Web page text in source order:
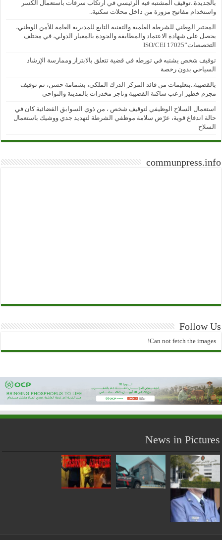
بالجديدة..توقيف المشتبه فيه الرئيسي في ارتكاب سرقات باستعمال الكسر
واستخدام مفاتيح مزورة من داخل محلات سكنية..
المختبر الوطني للشرطة العلمية والتقنية التابع للمديرية العامة للأمن الوطني،
يحصل على شهادة الاعتماد والمطابقة والجودة بالمعيار الدولي، في مختلف
التخصصات”ISO/CEI 17025
توقيف شخص يشتبه في تورطه في قضية تتعلق بالابتزاز وممارسة الإرشاد
السياحي بدون رخصة
بالقصيبة..بتعليمات من قائد المركز الدرك الملكي، بشمامة حسن، تم توقيف
مجرم خطير ارعب ساكنة القصيبة وتاجر مخدرات بالمدينة والنواحي
استعمال السلاح الوظيفي لتوقيف شخص ، من ذوي السوابق القضائية كان في
حالة اندفاع قوية، عرّض سلامة موظفي الشرطة لتهديد جدي ووشيك باستعمال
السلاح
communpress.info
Follow Us
Can not fetch the images!
News in Pictures